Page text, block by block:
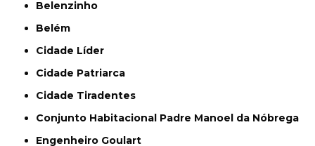
Belenzinho
Belém
Cidade Líder
Cidade Patriarca
Cidade Tiradentes
Conjunto Habitacional Padre Manoel da Nóbrega
Engenheiro Goulart